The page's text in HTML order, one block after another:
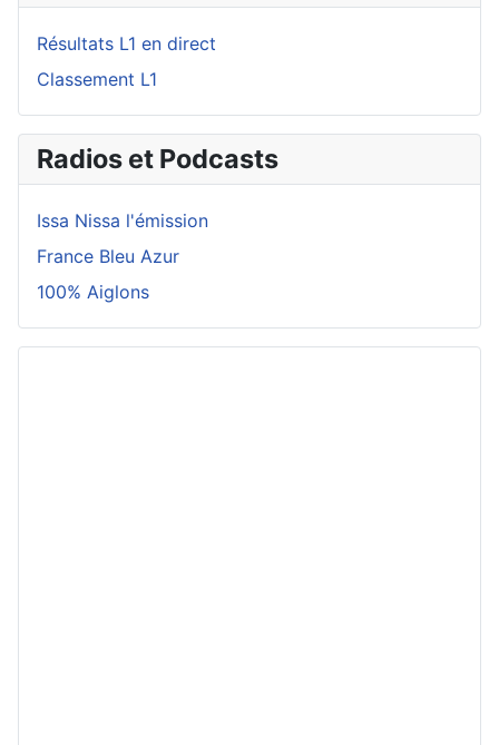
Résultats L1 en direct
Classement L1
Radios et Podcasts
Issa Nissa l'émission
France Bleu Azur
100% Aiglons